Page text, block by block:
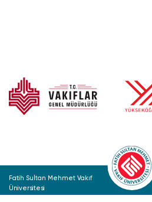
Fatih Sultan Mehmet Vakıf
Üniversitesi